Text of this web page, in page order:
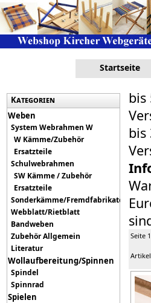
Startseite
Kategorien
Weben
System Webrahmen W
W Kämme/Zubehör
Ersatzteile
Schulwebrahmen
SW Kämme / Zubehör
Ersatzteile
Sonderkämme/Fremdfabrikate
Webblatt/Rietblatt
Bandweben
Zubehör Allgemein
Literatur
Wollaufbereitung/Spinnen
Spindel
Spinnrad
Spielen
bis
bis
Seite